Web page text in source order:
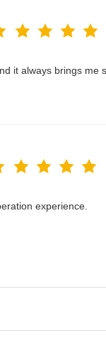
it always brings
experience.